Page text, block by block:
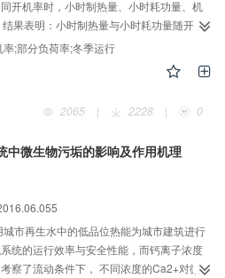
开机率时，小时制热量、小时耗功量、机
果表明：小时制热量与小时耗功量随开机
量对开机率的变化更为敏感；不论室内机
负荷率的增大而增大，小时耗功量、机组
上凸的变化趋势，即土壤源VRF空调机组
的节能性。
;部分负荷率;冬季运行
2065
| 2228 | 0
中微生物污垢的影响及作用机理
市再生水中的低品位热能为城市建筑进行
统的运行效率与安全性能，而钙离子浓度
察了流动条件下， 不同浓度的Ca2+对微生